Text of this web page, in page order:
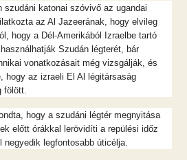
szudáni katonai szóvivő az ugandai
az Al Jazeerának, hogy elvileg
hogy a Dél-Amerikából Izraelbe tartó
Szudán légterét, bár
vonatkozásait még vizsgálják, és
hogy az izraeli El Al légitársaság
fölött.
hogy a szudáni légtér megnyitása
előtt órákkal lerövidíti a repülési időz
negyedik legfontosabb úticélja.